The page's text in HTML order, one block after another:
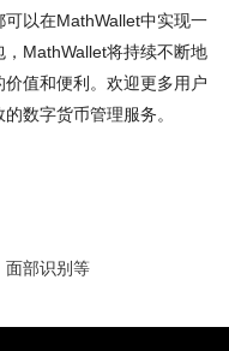
以在MathWallet中实现一
MathWallet将持续不断地
值和便利。欢迎更多用户
数字货币管理服务。
面部识别等